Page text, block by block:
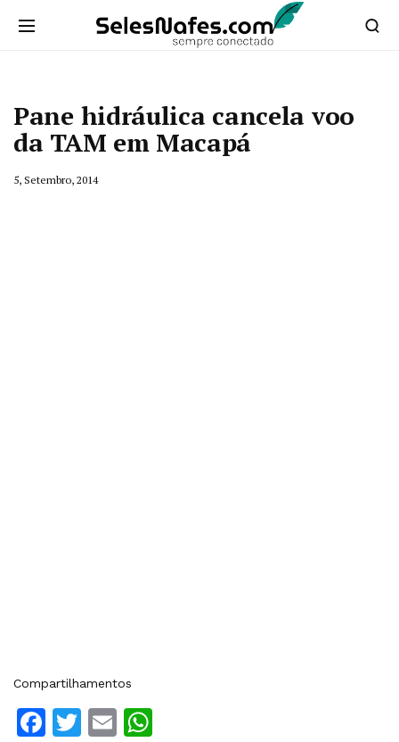
Pane hidráulica cancela voo
da TAM em Macapá
5, Setembro, 2014
Compartilhamentos
Facebook
Twitter
Email